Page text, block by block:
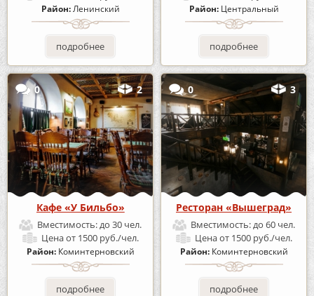
Район:Ленинский
подробнее
Район: Центральный
подробнее
0 2
Кафе «У Бильбо»
Вместимость:до 30 чел.
Ценаот 1500 руб./чел.
Район: Коминтерновский
подробнее
0 3
Ресторан «Вышеград»
Вместимость:до 60 чел.
Ценаот 1500 руб./чел.
Район: Коминтерновский
подробнее